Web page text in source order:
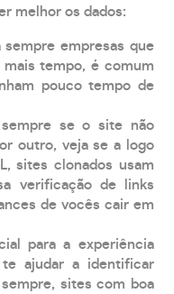
melhor os dados:
sempre empresas que
tempo, é comum
pouco tempo de
se o site não
outro, veja se a logo
sites clonados usam
verificação de links
de vocês cair em
para a experiência
ajudar a identificar
sites com boa